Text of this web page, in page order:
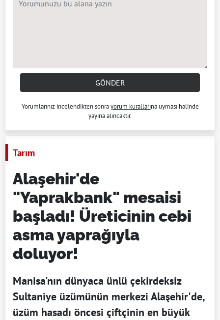
GÖNDER
Yorumlarınız incelendikten sonrayorum kurallarına uyması halinde
yayına alıncaktır.
Tarım
Alaşehir'de
"Yaprakbank" mesaisi
başladı! Üreticinin cebi
asma yaprağıyla
doluyor!
Manisa'nın dünyaca ünlü çekirdeksiz
Sultaniye üzümünün merkezi Alaşehir'de,
üzüm hasadı öncesi çiftçinin en büyük